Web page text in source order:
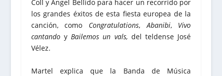
Coll y Ángel Bellido para hacer un recorrido por
los grandes éxitos de esta fiesta europea de la
canción, como Congratulations,Abanibi, Vivo
cantandoyBailemos un vals, del teldense José
Vélez.
Martel explica que la Banda de Música